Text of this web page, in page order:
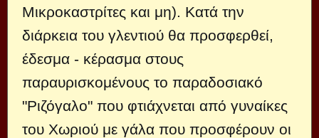
Μικροκαστρίτες και μη). Κατά την
διάρκεια του γλεντιού θα προσφερθεί,
έδεσμα - κέρασμα στους
παραυρισκομένους το παραδοσιακό
"Ριζόγαλο" που φτιάχνεται από γυναίκες
του Χωριού με γάλα που προσφέρουν οι